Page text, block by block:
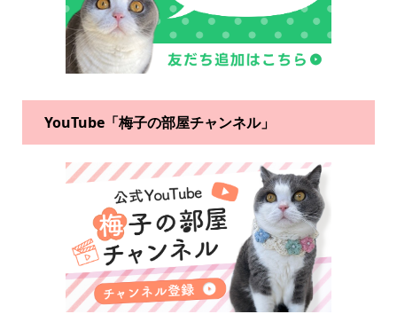
YouTube「梅子の部屋チャンネル」